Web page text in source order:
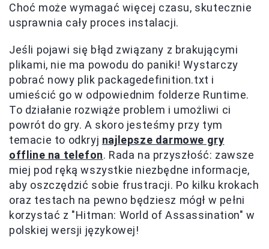
Choć może wymagać więcej czasu, skutecznie
usprawnia cały proces instalacji.
Jeśli pojawi się błąd związany z brakującymi
plikami, nie ma powodu do paniki! Wystarczy
pobrać nowy plik packagedefinition.txt i
umieścić go w odpowiednim folderze Runtime.
To działanie rozwiąże problem i umożliwi ci
powrót do gry. A skoro jesteśmy przy tym
temacie to odkryj najlepsze darmowe gry
offline na telefon. Rada na przyszłość: zawsze
miej pod ręką wszystkie niezbędne informacje,
aby oszczędzić sobie frustracji. Po kilku krokach
oraz testach na pewno będziesz mógł w pełni
korzystać z "Hitman: World of Assassination" w
polskiej wersji językowej!